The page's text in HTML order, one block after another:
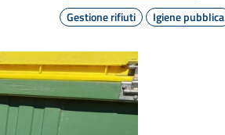
Gestione rifiuti
Igiene pubblica